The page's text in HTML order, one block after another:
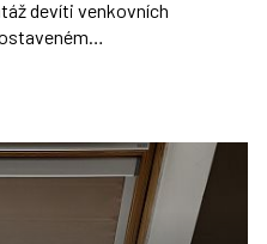
devíti venkovních